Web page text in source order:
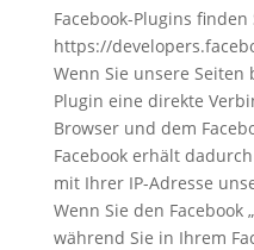
Facebook-Plugins finden
https://
Wenn Sie unsere
Plugin eine direkte
Browser und dem
Facebook erhält
mit Ihrer IP-Adresse
Wenn Sie den Facebook
während Sie in Ihrem